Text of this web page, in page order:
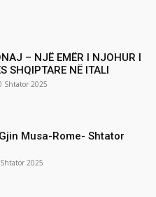
– NJË EMËR I NJOHUR I
SHQIPTARE NË ITALI
Shtator 2025
Musa-Rome- Shtator
2025